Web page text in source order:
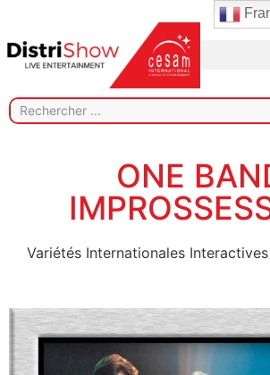
ONE
Variétés Internationales Interactives